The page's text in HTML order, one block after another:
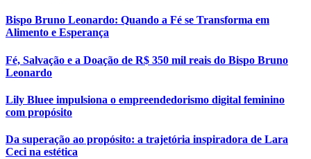
Bispo Bruno Leonardo: Quando a Fé se Transforma em
Alimento e Esperança
Fé, Salvação e a Doação de R$ 350 mil reais do Bispo Bruno
Leonardo
Lily Bluee impulsiona o empreendedorismo digital feminino
com propósito
Da superação ao propósito: a trajetória inspiradora de Lara
Ceci na estética